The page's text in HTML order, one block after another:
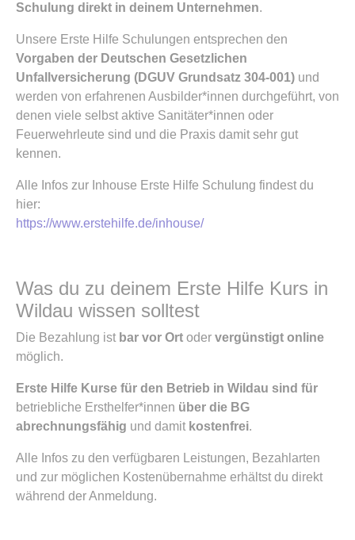
Schulung direkt in deinem Unternehmen.
Unsere Erste Hilfe Schulungen entsprechen den
Vorgaben der Deutschen Gesetzlichen
Unfallversicherung (DGUV Grundsatz 304-001) und
werden von erfahrenen Ausbilder*innen durchgeführt, von
denen viele selbst aktive Sanitäter*innen oder
Feuerwehrleute sind und die Praxis damit sehr gut
kennen.
Alle Infos zur Inhouse Erste Hilfe Schulung findest du
hier:
https://www.erstehilfe.de/inhouse/
Was du zu deinem Erste Hilfe Kurs in
Wildau wissen solltest
Die Bezahlung ist bar vor Ort oder vergünstigt online
möglich.
Erste Hilfe Kurse für den Betrieb in Wildau sind für
betriebliche Ersthelfer*innen über die BG
abrechnungsfähig und damit kostenfrei.
Alle Infos zu den verfügbaren Leistungen, Bezahlarten
und zur möglichen Kostenübernahme erhältst du direkt
während der Anmeldung.